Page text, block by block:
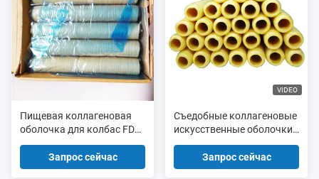
Пищевая коллагеновая
оболочка для колбас FDA
для колбас
Запрос сейчас
VIDEO
Съедобные коллагеновые
искусственные оболочки
для жареных сосисок
Запрос сейчас